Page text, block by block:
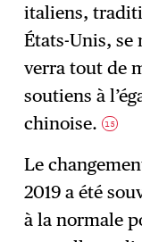
italiens,
États-Unis,
verra tout de
soutiens à
chinoise.15
Le
2019 a été
à la normale